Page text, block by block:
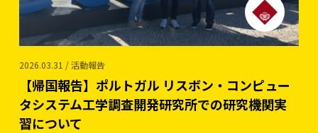
2026.03.31 / 活動報告
【帰国報告】ポルトガル リスボン・コンピュー
タシステム工学調査開発研究所での研究機関実
習について